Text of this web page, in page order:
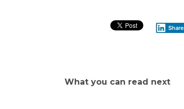
Share
What you can read next